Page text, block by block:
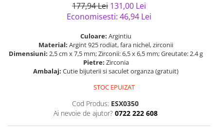
Solutii si lavete de curatare
177,94 Lei 131,00 Lei
Economisesti: 46,94 Lei
Culoare: Argintiu
Material: Argint 925 rodiat, fara nichel, zirconii
Dimensiuni: 2,5 cm x 7,5 mm; Zirconii: 6,5 x 6,5 mm; Greutate: 2.4 g
Pietre: Zirconia
Ambalaj: Cutie bijuterii si saculet organza (gratuit)
STOC EPUIZAT
Cod Produs: ESX0350
Ai nevoie de ajutor? 0722 222 608